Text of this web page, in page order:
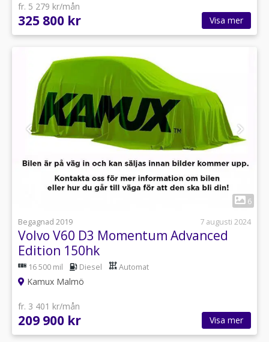
fr. 5 279 kr/mån
325 800 kr Visa mer
6
Begagnad 2019
7 augusti 2024
Volvo V60 D3 Momentum Advanced
Edition 150hk
16 500 mil Diesel Automat
Kamux Malmö
fr. 3 401 kr/mån
209 900 kr Visa mer